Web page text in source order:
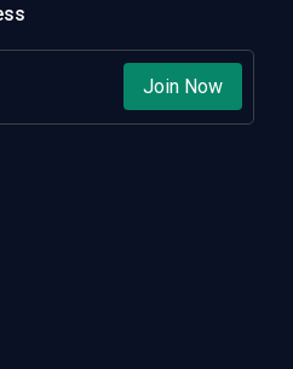
Join Now